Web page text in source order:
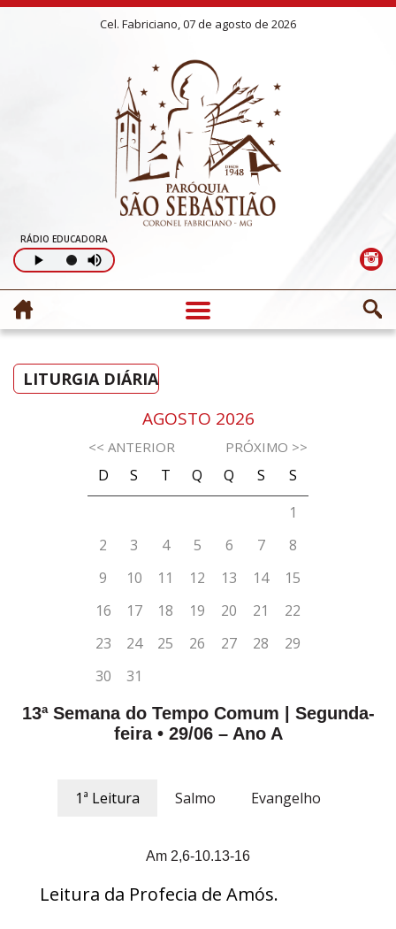
Cel. Fabriciano, 07 de agosto de 2026
RÁDIO EDUCADORA
LITURGIA DIÁRIA
13ª Semana do Tempo Comum | Segunda-
feira • 29/06 – Ano A
1ª Leitura Salmo Evangelho
Am 2,6-10.13-16
Leitura da Profecia de Amós.